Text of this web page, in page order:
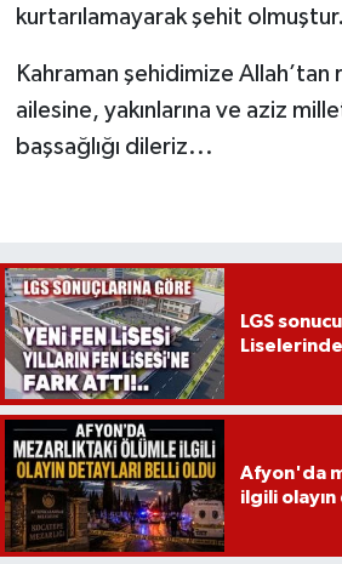
kurtarılamayarak şehit olmuştur.
Kahraman şehidimize
ailesine, yakınlarına ve aziz
başsağlığı dileriz...
LGS
Afyon'da
ilgili